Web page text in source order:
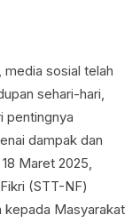
sosial telah
sehari-hari,
pentingnya
dampak dan
Maret 2025,
(STT-NF)
kepada Masyarakat